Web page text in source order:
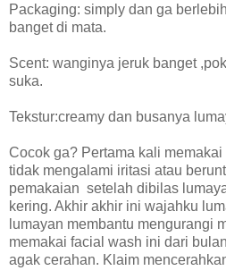
Packaging: simply dan ga
banget di mata.
Scent: wanginya jeruk banget
suka.
Tekstur:creamy dan busanya
Cocok ga? Pertama kali
tidak mengalami iritasi atau
pemakaian setelah dibilas
kering. Akhir akhir ini wajahku
lumayan membantu mengurangi
memakai facial wash ini dari
agak cerahan. Klaim